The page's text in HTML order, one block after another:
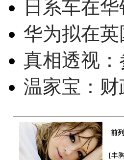
日系车在
华为拟在英
真相透视
温家宝：
前
[丰